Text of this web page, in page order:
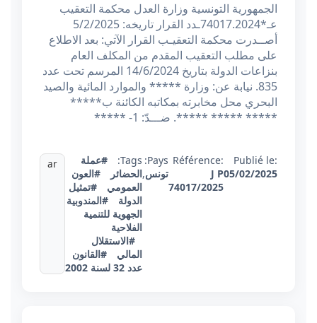
الجمهورية التونسية وزارة العدل محكمة التعقيب
عـ*74017.2024ـدد القرار تاريخه: 5/2/2025
أصــدرت محكمة التعقيـب القرار الآتي: بعد الاطلاع
على مطلب التعقيب المقدم من المكلف العام
بنزاعات الدولة بتاريخ 14/6/2024 المرسم تحت عدد
835. نيابة عن: وزارة ***** والموارد المائية والصيد
البحري محل مخابرته بمكاتبه الكائنة ب*****
***** ***** *****. ضـــدّ: 1- *****
Publié le:
05/02/2025
Référence:
J P
74017/2025
Pays:
تونس,
Tags:
#عملة
الحضائر
#العون
العمومي
#تمثيل
الدولة
#المندوبية
الجهوية للتنمية
الفلاحية
#الاستقلال
المالي
#القانون
عدد 32 لسنة 2002
ar